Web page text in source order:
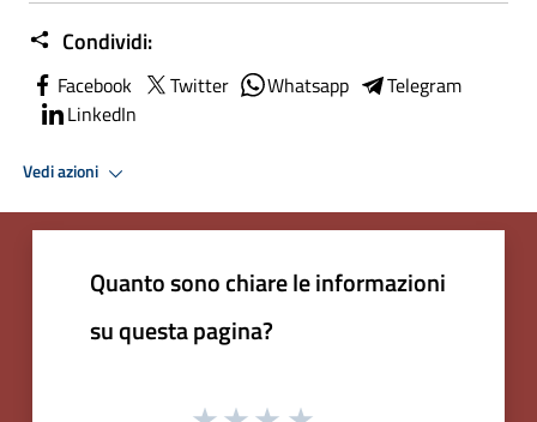
Condividi:
Facebook Twitter Whatsapp
Telegram
LinkedIn
Vedi azioni
Quanto sono chiare le informazioni
su questa pagina?